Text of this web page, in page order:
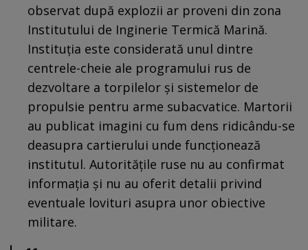
observat după explozii ar proveni din zona
Institutului de Inginerie Termică Marină.
Instituția este considerată unul dintre
centrele-cheie ale programului rus de
dezvoltare a torpilelor și sistemelor de
propulsie pentru arme subacvatice. Martorii
au publicat imagini cu fum dens ridicându-se
deasupra cartierului unde funcționează
institutul. Autoritățile ruse nu au confirmat
informația și nu au oferit detalii privind
eventuale lovituri asupra unor obiective
militare.